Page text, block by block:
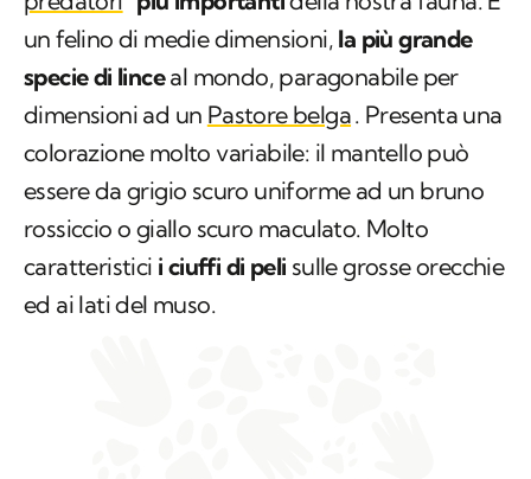
un felino di medie dimensioni, la più grande
specie di linceal mondo, paragonabile per
dimensioni ad un Pastore belga. Presenta una
colorazione molto variabile: il mantello può
essere da grigio scuro uniforme ad un bruno
rossiccio o giallo scuro maculato. Molto
caratteristici i ciuffi di peli sulle grosse orecchie
ed ai lati del muso.